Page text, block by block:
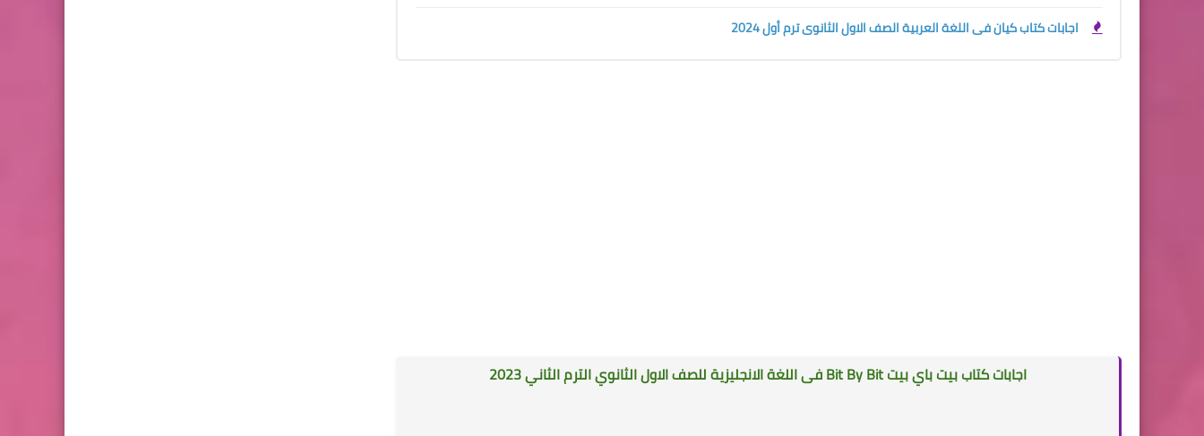
اجابات كتاب كيان فى اللغة العربية الصف الاول الثانوى ترم أول 2024
اجابات كتاب بيت باي بيت Bit By Bit فى اللغة الانجليزية للصف الاول الثانوي الترم الثاني 2023